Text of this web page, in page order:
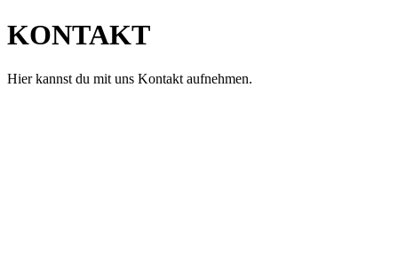
KONTAKT
Hier kannst du mit uns Kontakt aufnehmen.